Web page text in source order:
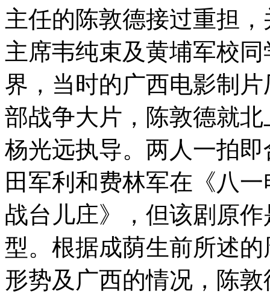
主任的陈敦德接过重担
主席韦纯束及黄埔军校
界，当时的广西电影制
部战争大片，陈敦德就
杨光远执导。两人一拍
田军利和费林军在《八
战台儿庄》，但该剧原
型。根据成荫生前所述
形势及广西的情况，陈